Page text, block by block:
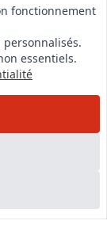
fonctionnement
essentiels.
Tous